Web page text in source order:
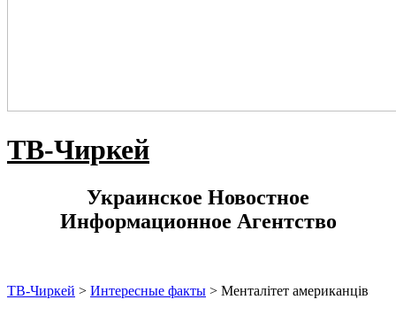
ТВ-Чиркей
Украинское Новостное
Информационное Агентство
ТВ-Чиркей > Интересные факты > Менталітет американців